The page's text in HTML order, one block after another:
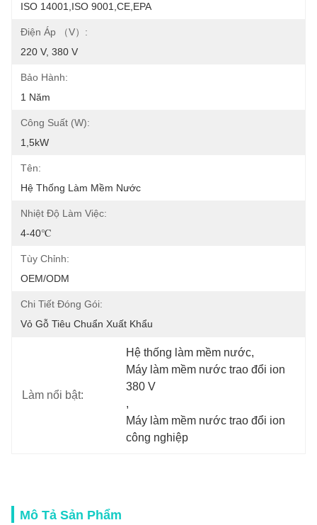
ISO 14001,ISO 9001,CE,EPA
Điện Áp （V）:
220 V, 380 V
Bảo Hành:
1 Năm
Công Suất (W):
1,5kW
Tên:
Hệ Thống Làm Mềm Nước
Nhiệt Độ Làm Việc:
4-40℃
Tùy Chỉnh:
OEM/ODM
Chi Tiết Đóng Gói:
Vỏ Gỗ Tiêu Chuẩn Xuất Khẩu
Làm nổi bật:
Hệ thống làm mềm nước,
Máy làm mềm nước trao đổi ion
380 V
,
Máy làm mềm nước trao đổi ion
công nghiệp
Mô Tả Sản Phẩm